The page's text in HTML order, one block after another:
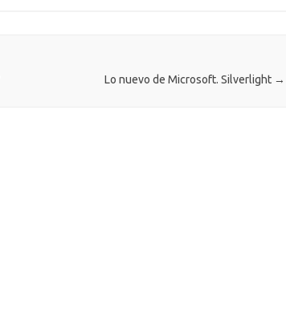
ikLo nuevo de Microsoft. Silverlight →